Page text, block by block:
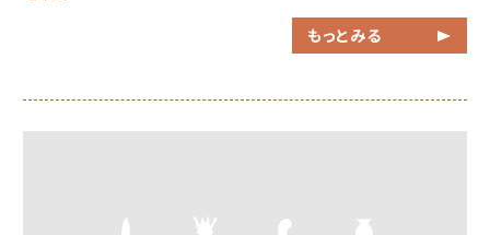
もっとみる